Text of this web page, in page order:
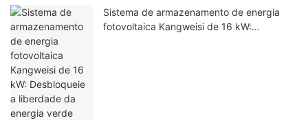
Sistema de armazenamento de energia
fotovoltaica Kangweisi de 16 kW: